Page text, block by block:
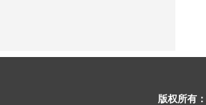
版权所有：